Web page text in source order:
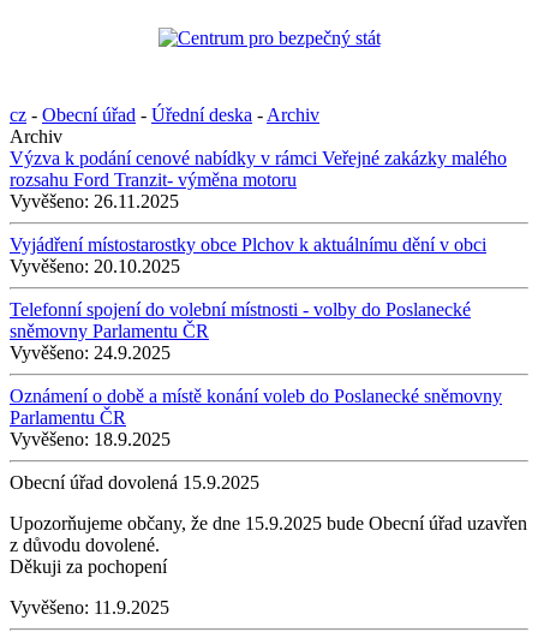
cz - Obecní úřad - Úřední deska - Archiv
Archiv
Výzva k podání cenové nabídky v rámci Veřejné zakázky malého
rozsahu Ford Tranzit- výměna motoru
Vyvěšeno: 26.11.2025
Vyjádření místostarostky obce Plchov k aktuálnímu dění v obci
Vyvěšeno: 20.10.2025
Telefonní spojení do volební místnosti - volby do Poslanecké
sněmovny Parlamentu ČR
Vyvěšeno: 24.9.2025
Oznámení o době a místě konání voleb do Poslanecké sněmovny
Parlamentu ČR
Vyvěšeno: 18.9.2025
Obecní úřad dovolená 15.9.2025
Upozorňujeme občany, že dne 15.9.2025 bude Obecní úřad uzavřen
z důvodu dovolené.
Děkuji za pochopení
Vyvěšeno: 11.9.2025